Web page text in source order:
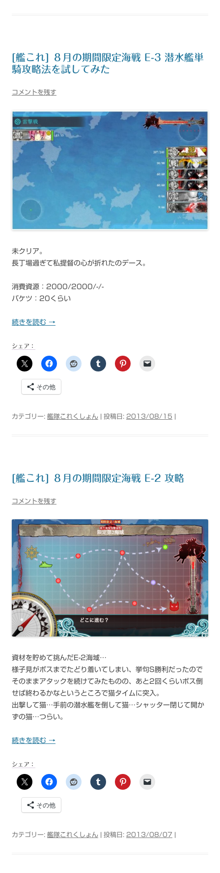
[艦これ] ８月の期間限定海戦 E-3 潜水艦単
騎攻略法を試してみた
コメントを残す
未クリア。
長丁場過ぎて私提督の心が折れたのデース。
消費資源：2000/2000/-/-
バケツ：20くらい
続きを読む →
シェア：
その他
カテゴリー: 艦隊これくしょん | 投稿日: 2013/08/15
[艦これ] ８月の期間限定海戦 E-2 攻略
コメントを残す
資材を貯めて挑んだE-2海域…
様子見がボスまでたどり着いてしまい、挙句S勝利だったので
そのままアタックを続けてみたものの、あと2回くらいボス倒
せば終わるかなというところで猫タイムに突入。
出撃して猫…手前の潜水艦を倒して猫…シャッター閉じて開か
ずの猫…つらい。
続きを読む →
シェア：
その他
カテゴリー: 艦隊これくしょん | 投稿日: 2013/08/07